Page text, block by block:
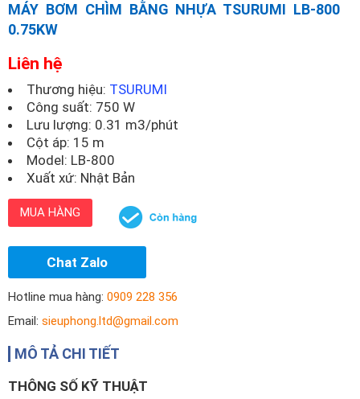
MÁY BƠM CHÌM BẰNG NHỰA TSURUMI LB-800
0.75KW
Liên hệ
Thương hiệu: TSURUMI
Công suất: 750 W
Lưu lượng: 0.31 m3/phút
Cột áp: 15 m
Model: LB-800
Xuất xứ: Nhật Bản
MUA HÀNG
Chat Zalo
Hotline mua hàng: 0909 228 356
Email: sieuphong.ltd@gmail.com
MÔ TẢ CHI TIẾT
THÔNG SỐ KỸ THUẬT